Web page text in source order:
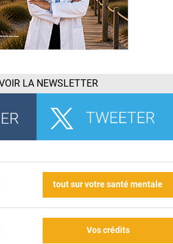
LA NEWSLETTER
tout sur votre santé mentale
Vos crédits